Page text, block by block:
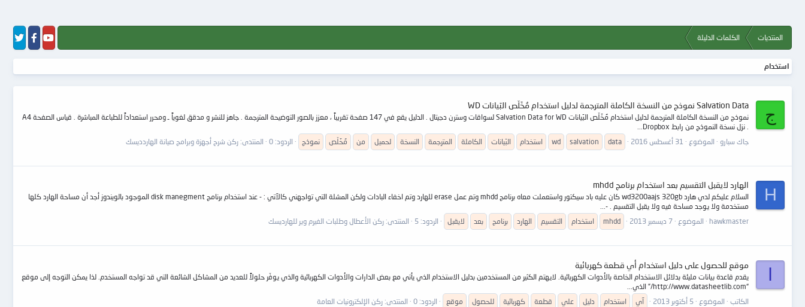
المنتديات الكلمات الدليلة
استخدام
ج
Salvation Data نموذج من النسخة الكاملة المترجمة لدليل استخدام مُخَلّص البَيانات WD
نموذج من النسخة الكاملة المترجمة لدليل استخدام مُخَلّص البَيانات Salvation Data for WD لسواقات وسترن دجيتال . الدليل يقع في 147 صفحة تقريباً ، معزز بالصور التوضيحة المترجمة . جاهز للنشر و مدقق لغوياً ـ ومحرر استعداداً للطباعة المباشرة . قياس الصفحة A4
. نزل نسخة النموذج من رابط Dropbox...
جاك سبارو
الموضوع 31 أغسطس 2016 data
salvation
wd استخدام البَيانات الكاملة المترجمة النسخة لحميل من مُخَلّص نموذج الردود: 0 المنتدى: ركن شرح أجهزة وبرامج صيانة الهاردديسك
H
الهارد لايقبل التقسيم بعد استخدام برنامج mhdd
السلام عليكم لدي هارد wd3200aajs 320gb كان عليه باد سيكتور واستعملت معاه برنامج mhdd وتم عمل erase للهارد وتم اخفاء البادات ولكن المشلة التي تواجهني كالآتي : - عند استخدام برنامج disk manegment الموجود بالويندوز أجد أن مساحة الهارد كلها
مستخدمة ولا يوجد مساحة فيه ولا يقبل التقسيم . -...
hawkmaster
الموضوع 7 ديسمبر 2013 mhdd استخدام التقسيم الهارد برنامج بعد لايقبل الردود: 5 المنتدى: ركن الأعطال وطلبات الفيرم وير للهارديسك
موقع للحصول على دليل استخدام أي قطعة كهربائية
يقدم قاعدة بيانات مليئة بدلائل الاستخدام الخاصة بالأدوات الكهربائية. لايهتم الكثير من المستخدمين بدليل الاستخدام الذي يأتي مع بعض الدارات والأدوات الكهربائية والذي يوفّر حلولاً للعديد من المشاكل الشائعة التي قد تواجه المستخدم. لذا يمكن التوجه إلى موقع
“http://www.datasheetlib.com/” الذي...
الكاتب
الموضوع 5 أكتوبر 2013 آي استخدام دليل علي قطعة كهربائية للحصول موقع الردود: 0 المنتدى: ركن الإلكترونيات العامة